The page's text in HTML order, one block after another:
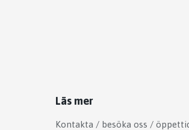
Läs mer
Kontakta / besöka oss /